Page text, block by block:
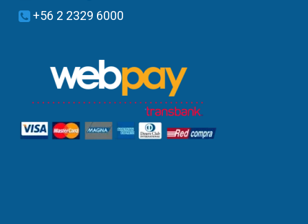
+56 2 2329 6000